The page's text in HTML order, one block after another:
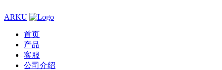
ARKU
首页
产品
客服
公司介绍